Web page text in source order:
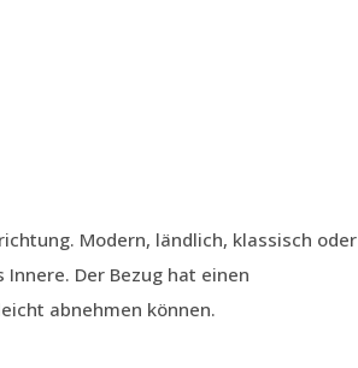
Modern, ländlich, klassisch oder
Der Bezug hat einen
abnehmen können.